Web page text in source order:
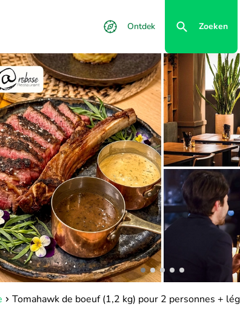
Ontdek Zoeken
Tomahawk de boeuf (1,2 kg) pour 2 personnes +